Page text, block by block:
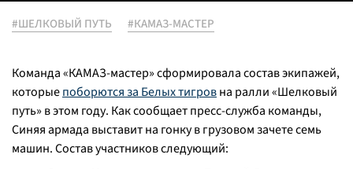
#ШЕЛКОВЫЙ ПУТЬ #КАМАЗ-МАСТЕР
Команда «КАМАЗ-мастер» сформировала состав экипажей,
которыепоборются за Белых тигровна ралли «Шелковый
путь» в этом году. Как сообщает пресс-служба команды,
Синяя армада выставит на гонку в грузовом зачете семь
машин. Состав участников следующий: